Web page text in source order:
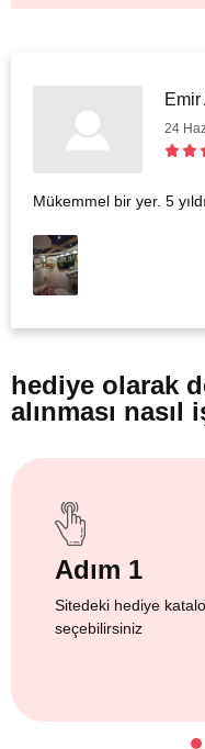
Emir
24
Mükemmel bir yer. 5
hediye olarak
alınması nasıl
Adım 1
Sitedeki hediye
seçebilirsiniz